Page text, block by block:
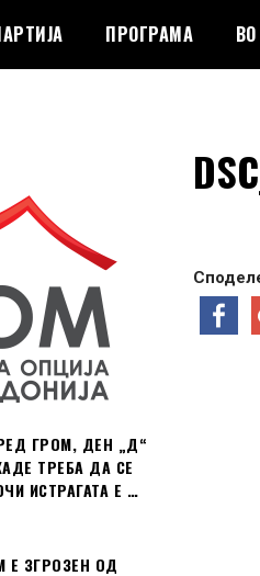
ПРОГРАМА
Опција
ГРОМ, ДЕН „Д“
ТРЕБА ДА СЕ
ИСТРАГАТА Е …
Е ЗГРОЗЕН ОД